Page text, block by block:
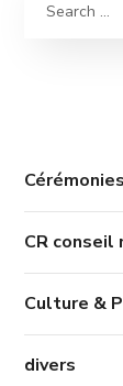
Cérémonies
CR conseil
Culture &
divers